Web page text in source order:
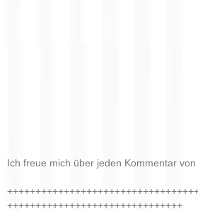
Ich freue mich über jeden Kommentar von
+++++++++++++++++++++++++++++++